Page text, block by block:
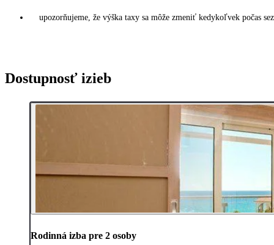
upozorňujeme, že výška taxy sa môže zmeniť kedykoľvek počas
Dostupnosť izieb
Rodinná izba pre 2 osoby